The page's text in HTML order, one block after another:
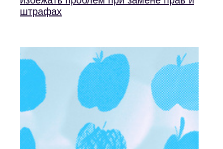
штрафах